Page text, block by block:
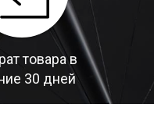
товара в
30 дней